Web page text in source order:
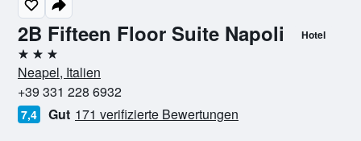
2B Fifteen Floor Suite Napoli Hotel
3 Sterne
Neapel, Italien
+39 331 228 6932
7,4 Gut 171 verifizierte Bewertungen